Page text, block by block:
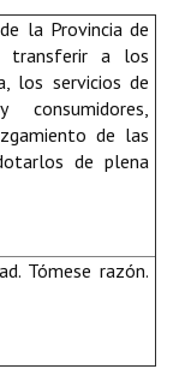
la Provincia de
transferir a los
los servicios de
de las
de plena
Tómese razón.